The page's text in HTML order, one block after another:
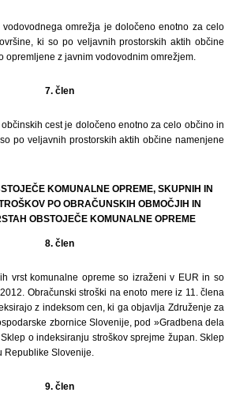
vodovodnega omrežja je določeno enotno za celo
ki so po veljavnih prostorskih aktih občine
opremljene z javnim vodovodnim omrežjem.
7. člen
cest je določeno enotno za celo občino in
po veljavnih prostorskih aktih občine namenjene
KOMUNALNE OPREME, SKUPNIH IN
PO OBRAČUNSKIH OBMOČJIH IN
OBSTOJEČE KOMUNALNE OPREME
8. člen
vrst komunalne opreme so izraženi v EUR in so
Obračunski stroški na enoto mere iz 11. člena
z indeksom cen, ki ga objavlja Združenje za
zbornice Slovenije, pod »Gradbena dela
o indeksiranju stroškov sprejme župan. Sklep
Republike Slovenije.
9. člen